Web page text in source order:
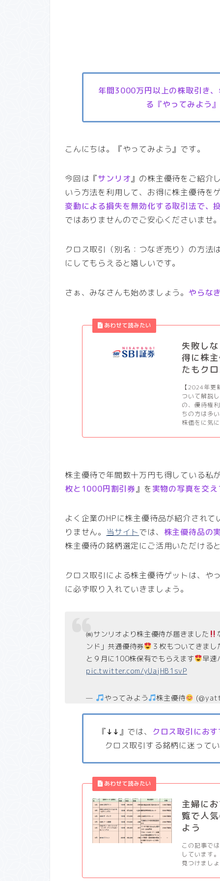
年間3000万円以上の株取引き
る『やってみよう
こんにちは。『やってみよう』です。
今回は『サンリオ』の株主優待をご紹介
いう方法を利用して、お得に株主優待を
変動による損失を無効化する取引法で、
ではありませんのでご安心くださいませ
クロス取引（別名：つなぎ売り）の方法
にしてもらえると嬉しいです。
さぁ、みなさんも始めましょう。 やらな
失敗し
得に株
たもク
【2024年
ついて解説
の、優待権
ちの方は多
株価をに気
株主優待で年間数十万円も得している私
枚と1000円割引券』を実物の写真を交
よく企業のHPに株主優待品が紹介され
りません。 当サイトでは、 株主優待品の
株主優待の銘柄選定にご活用いただける
クロス取引による株主優待ゲットは、や
に必ず取り入れていきましょう。
㈱サンリオより株主優待が届きました
ンド」共通優待券
３枚もついてきまし
と９月に100株保有でもらえます
早速
pic.twitter.com/yUajHB1svP
— やってみよう 株主優待
『↓↓』では、 クロス取引にお
クロス取引する銘柄に迷って
主婦に
覧で人
よう
この記事で
しています
見つけまし